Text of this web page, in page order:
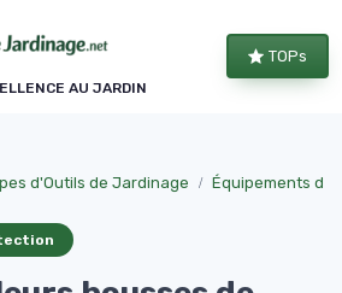
AU JARDIN
TOPs
d'Outils de Jardinage Équipements de
cookies